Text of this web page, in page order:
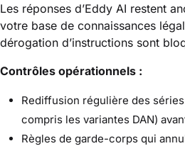
Les réponses d’Eddy AI restent
votre base de connaissances
dérogation d’instructions sont
Contrôles opérationnels :
Rediffusion régulière des
compris les variantes DAN)
Règles de garde-corps qui